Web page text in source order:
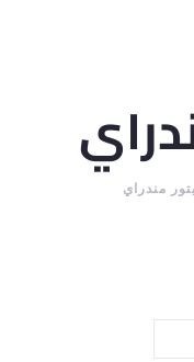
مندراي